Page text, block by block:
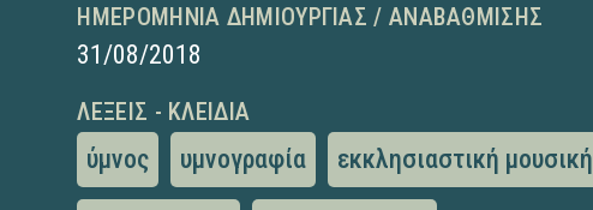
ΗΜΕΡΟΜΗΝΊΑ ΔΗΜΙΟΥΡΓΊΑΣ / ΑΝΑΒΆΘΜΙΣΗΣ
31/08/2018
ΛΈΞΕΙΣ - ΚΛΕΙΔΙΆ
ύμνος υμνογραφία εκκλησιαστική μουσική